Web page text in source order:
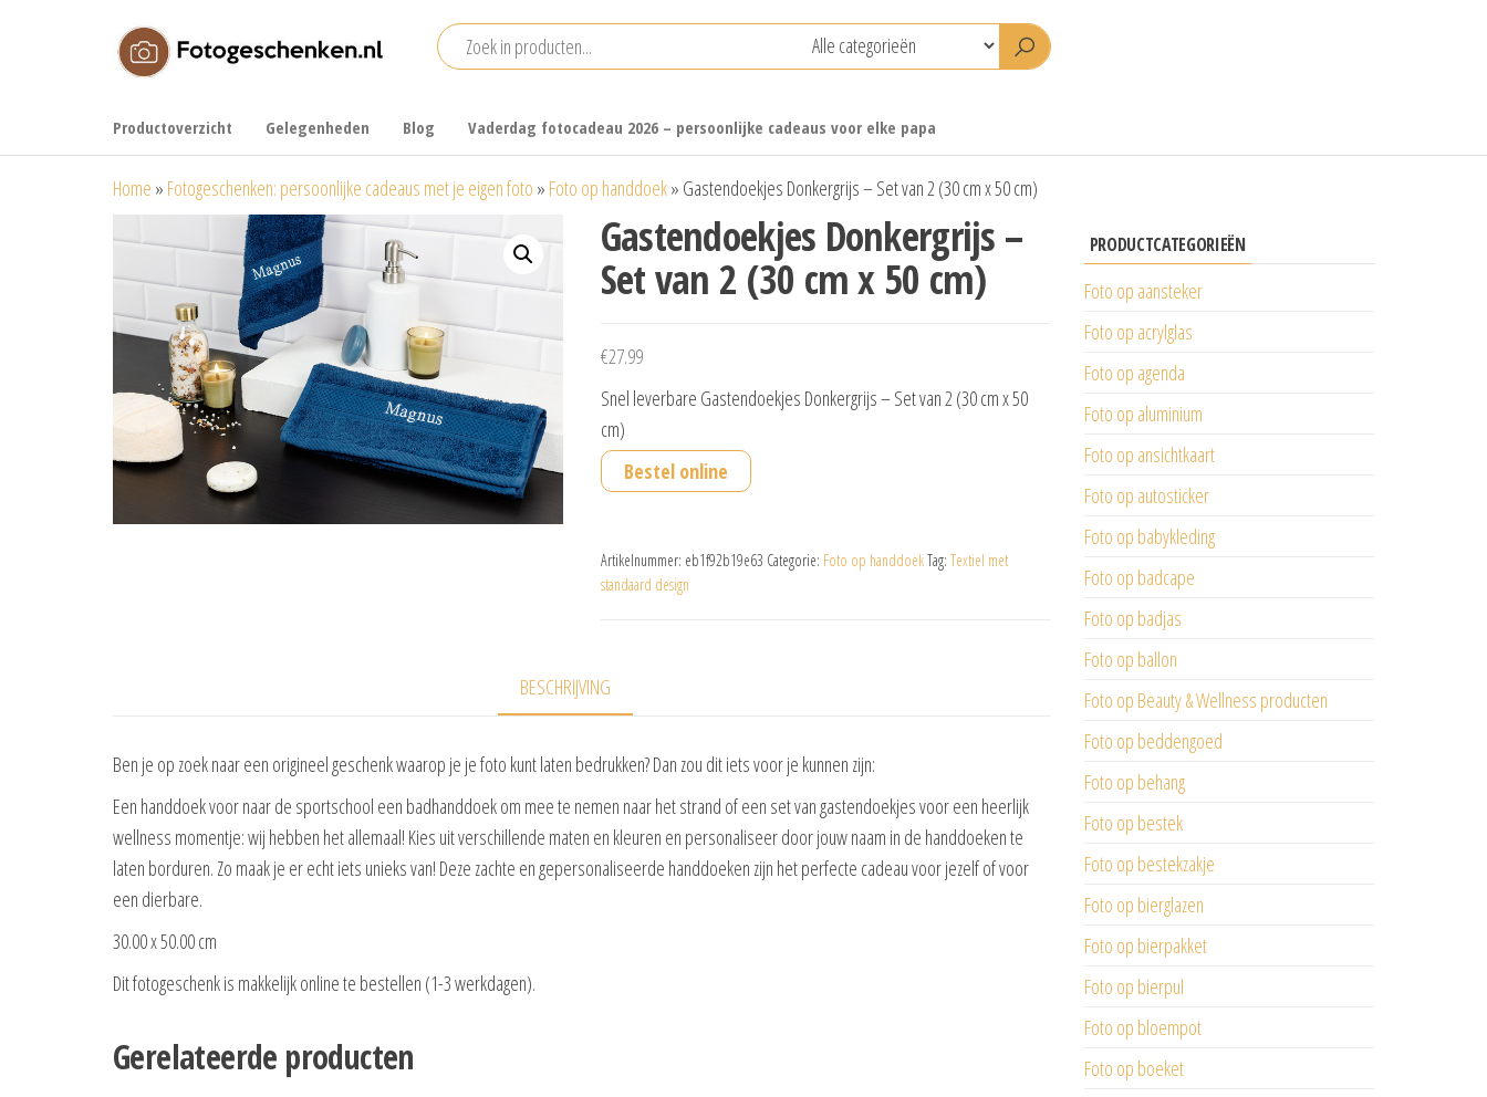
fotoproducten
Productoverzicht Gelegenheden Blog Vaderdag fotocadeau 2026 – persoonlijke cadeaus voor elke papa
Home » Fotogeschenken: persoonlijke cadeaus met je eigen foto » Foto op handdoek» Gastendoekjes Donkergrijs – Set van 2 (30 cm x 50 cm)
Gastendoekjes Donkergrijs –
Set van 2 (30 cm x 50 cm)
€27.99
Snel leverbare Gastendoekjes Donkergrijs – Set van 2 (30 cm x 50
cm)
Bestel online
Artikelnummer: eb1f92b19e63 Categorie: Foto op handdoekTag: Textiel met
standaard design
BESCHRIJVING
Ben je op zoek naar een origineel geschenk waarop je je foto kunt laten bedrukken? Dan zou dit iets voor je kunnen zijn:
Een handdoek voor naar de sportschool een badhanddoek om mee te nemen naar het strand of een set van gastendoekjes voor een heerlijk
wellness momentje: wij hebben het allemaal! Kies uit verschillende maten en kleuren en personaliseer door jouw naam in de handdoeken te
laten borduren. Zo maak je er echt iets unieks van! Deze zachte en gepersonaliseerde handdoeken zijn het perfecte cadeau voor jezelf of voor
een dierbare.
30.00 x 50.00 cm
Dit fotogeschenk is makkelijk online te bestellen (1-3 werkdagen).
Gerelateerde producten
PRODUCTCATEGORIEËN
Foto op aansteker
Foto op acrylglas
Foto op agenda
Foto op aluminium
Foto op ansichtkaart
Foto op autosticker
Foto op babykleding
Foto op badcape
Foto op badjas
Foto op ballon
Foto op Beauty & Wellness producten
Foto op beddengoed
Foto op behang
Foto op bestek
Foto op bestekzakje
Foto op bierglazen
Foto op bierpakket
Foto op bierpul
Foto op bloempot
Foto op boeket